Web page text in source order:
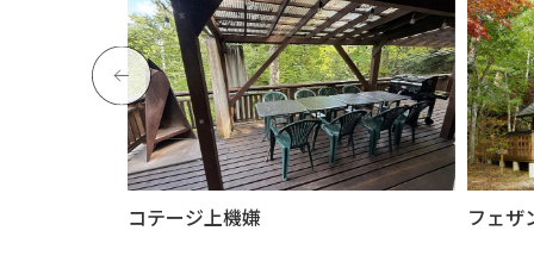
コテージ上機嫌 フェザ